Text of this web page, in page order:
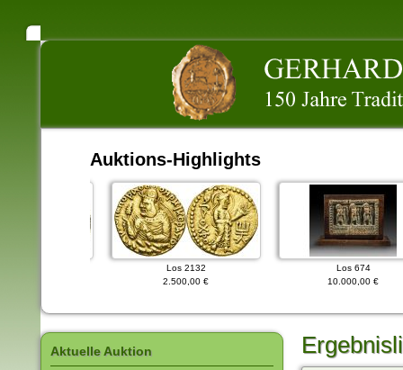
Auktions-Highlights
Los 2132
2.500,00 €
Los 674
10.000,00 €
Aktuelle Auktion